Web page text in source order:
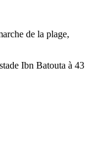
de la plage,
Ibn Batouta à 43